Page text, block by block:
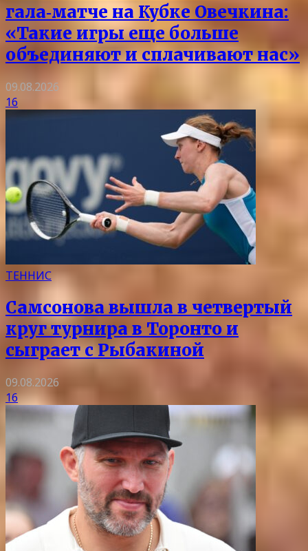
гала‑матче на Кубке Овечкина:
«Такие игры еще больше
объединяют и сплачивают нас»
09.08.2026
16
ТЕННИС
Самсонова вышла в четвертый
круг турнира в Торонто и
сыграет с Рыбакиной
09.08.2026
16